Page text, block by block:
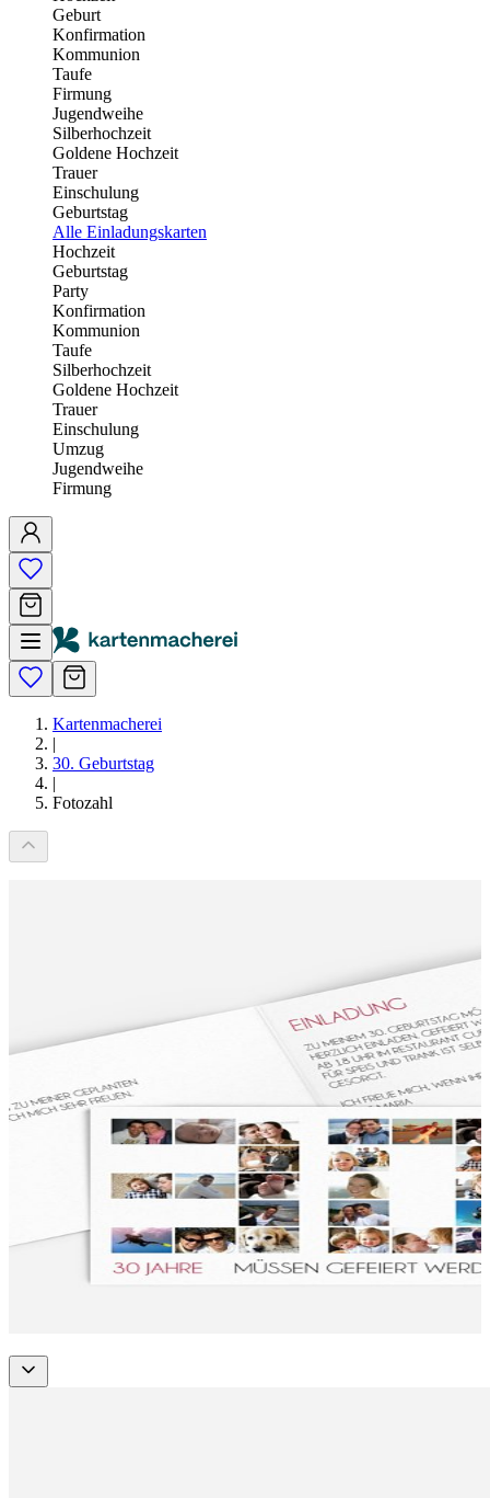
Geburt
Konfirmation
Kommunion
Taufe
Firmung
Jugendweihe
Silberhochzeit
Goldene Hochzeit
Trauer
Einschulung
Geburtstag
Alle Einladungskarten
Hochzeit
Geburtstag
Party
Konfirmation
Kommunion
Taufe
Silberhochzeit
Goldene Hochzeit
Trauer
Einschulung
Umzug
Jugendweihe
Firmung
Kartenmacherei
|
30. Geburtstag
|
Fotozahl